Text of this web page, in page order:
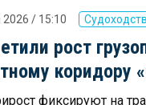
2026 / 15:10
рост
коридору
фиксируют на